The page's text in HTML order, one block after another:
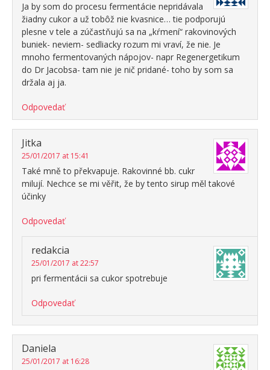
Ja by som do procesu fermentácie nepridávala
žiadny cukor a už tobôž nie kvasnice… tie podporujú
plesne v tele a zúčastňujú sa na „kŕmení“ rakovinových
buniek- neviem- sedliacky rozum mi vraví, že nie. Je
mnoho fermentovaných nápojov- napr Regenergetikum
do Dr Jacobsa- tam nie je nič pridané- toho by som sa
držala aj ja.
Odpovedať
Jitka
25/01/2017 at 15:41
Také mně to překvapuje. Rakovinné bb. cukr
milují. Nechce se mi věřit, že by tento sirup měl takové
účinky
Odpovedať
redakcia
25/01/2017 at 22:57
pri fermentácii sa cukor spotrebuje
Odpovedať
Daniela
25/01/2017 at 16:28